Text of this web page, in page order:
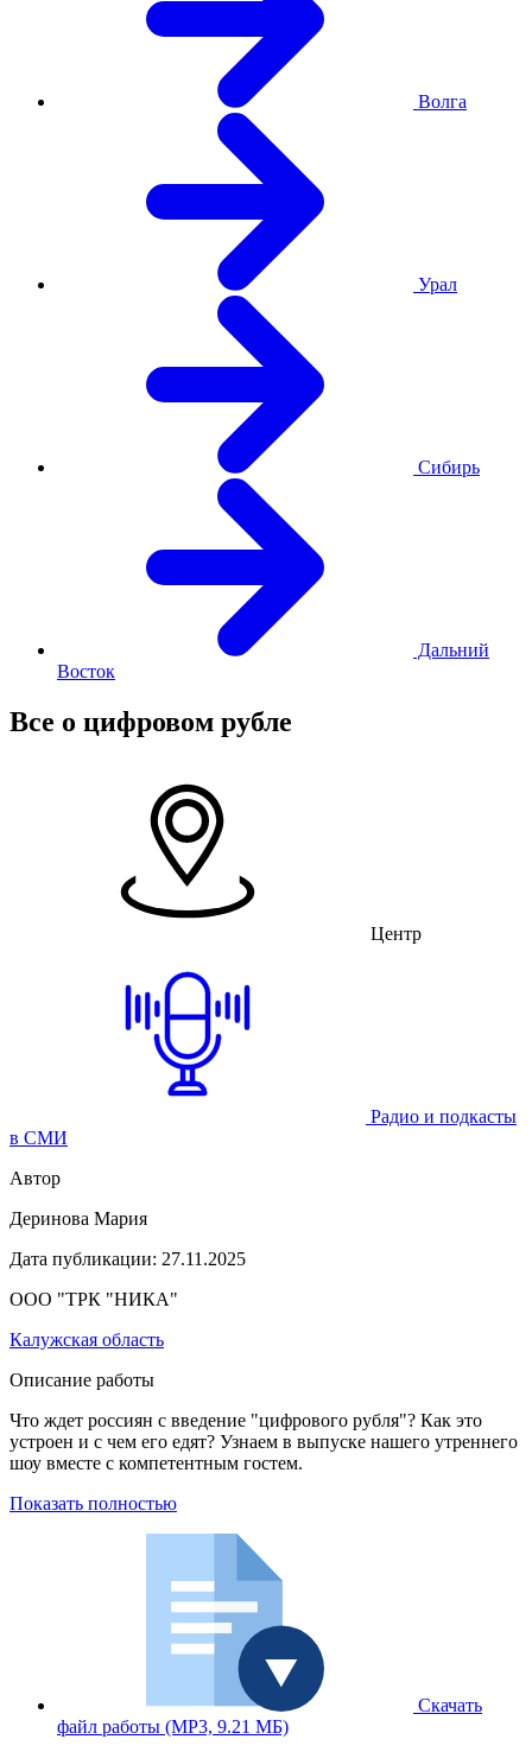
Волга
Урал
Сибирь
Дальний
Восток
Все о цифровом рубле
Центр
Радио и подкасты
в СМИ
Автор
Деринова Мария
Дата публикации: 27.11.2025
ООО "ТРК "НИКА"
Калужская область
Описание работы
Что ждет россиян с введение "цифрового рубля"? Как это
устроен и с чем его едят? Узнаем в выпуске нашего утреннего
шоу вместе с компетентным гостем.
Показать полностью
Скачать
файл работы (MP3, 9.21 МБ)